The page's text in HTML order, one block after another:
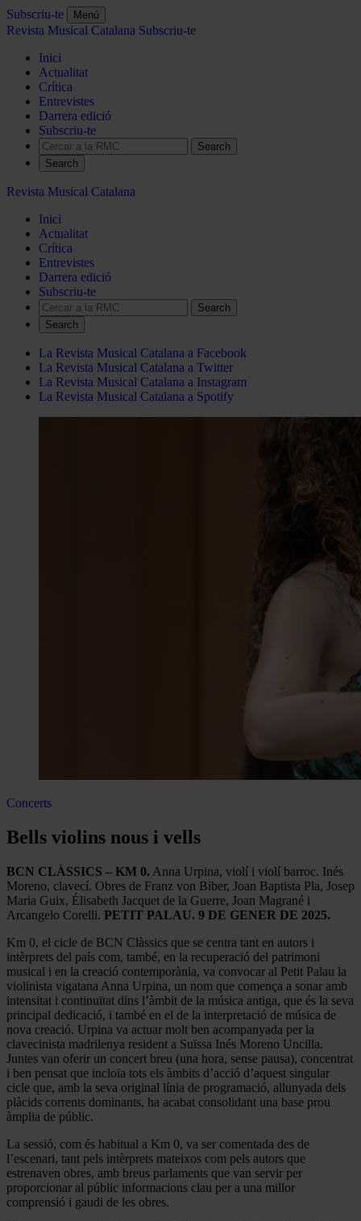
Subscriu-te Menú
Revista Musical Catalana Subscriu-te
Inici
Actualitat
Crítica
Entrevistes
Darrera edició
Subscriu-te
Search
Revista Musical Catalana
Inici
Actualitat
Crítica
Entrevistes
Darrera edició
Subscriu-te
Search
La Revista Musical Catalana a Facebook
La Revista Musical Catalana a Twitter
La Revista Musical Catalana a Instagram
La Revista Musical Catalana a Spotify
Concerts
Bells violins nous i vells
BCN CLÀSSICS – KM 0. Anna Urpina, violí i violí barroc. Inés
Moreno, clavecí. Obres de Franz von Biber, Joan Baptista Pla, Josep
Maria Guix, Élisabeth Jacquet de la Guerre, Joan Magrané i
Arcangelo Corelli. PETIT PALAU. 9 DE GENER DE 2025.
Km 0, el cicle de BCN Clàssics que se centra tant en autors i
intèrprets del país com, també, en la recuperació del patrimoni
musical i en la creació contemporània, va convocar al Petit Palau la
violinista vigatana Anna Urpina, un nom que comença a sonar amb
intensitat i continuïtat dins l’àmbit de la música antiga, que és la seva
principal dedicació, i també en el de la interpretació de música de
nova creació. Urpina va actuar molt ben acompanyada per la
clavecinista madrilenya resident a Suïssa Inés Moreno Uncilla.
Juntes van oferir un concert breu (una hora, sense pausa), concentrat
i ben pensat que incloïa tots els àmbits d’acció d’aquest singular
cicle que, amb la seva original línia de programació, allunyada dels
plàcids corrents dominants, ha acabat consolidant una base prou
àmplia de públic.
La sessió, com és habitual a Km 0, va ser comentada des de
l’escenari, tant pels intèrprets mateixos com pels autors que
estrenaven obres, amb breus parlaments que van servir per
proporcionar al públic informacions clau per a una millor
comprensió i gaudi de les obres.